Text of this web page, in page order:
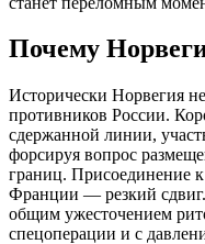
Почему
Исторически Норвегия
противников России.
сдержанной линии,
форсируя вопрос
границ. Присоединение
Франции — резкий сдвиг.
общим ужесточением
спецоперации и с